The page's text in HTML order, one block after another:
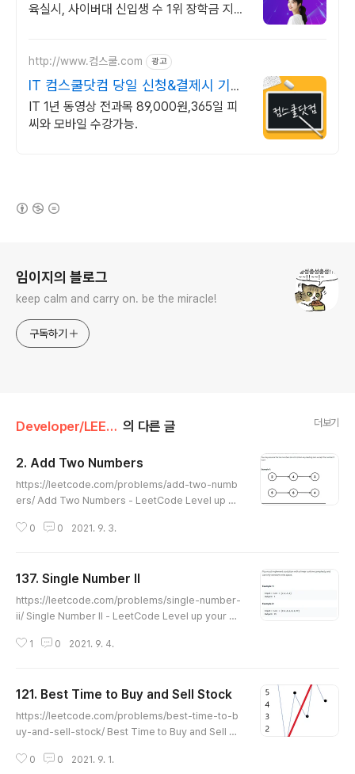
육실시, 사이버대 신입생 수 1위 장학금 지급
http://www.컴스쿨.com 광고
IT 컴스쿨닷컴 당일 신청&결제시 기프
티콘!
IT 1년 동영상 전과목 89,000원,365일 피
씨와 모바일 수강가능.
임이지의 블로그
keep calm and carry on. be the miracle!
구독하기
Developer/LEETCODE 의 다른 글 더보기
2. Add Two Numbers
https://leetcode.com/problems/add-two-numb
ers/ Add Two Numbers - LeetCode Level up yo
e best place to expand your knowledge and ge
를 구하여라. 코드 /** * Definition for singly-linked l
ist. * struct ListNode { * int val; * ListNode *nex
t; * ListNode(int x) : val(x), next(NUL..
0 0 2021. 9. 3.
137. Single Number II
https://leetcode.com/problems/single-number-
ii/ Single Number II - LeetCode Level up your co
t place to expand your knowledge and get prep
라. 딱 하나를 제외하고 나머지는 3번나온다. 코드 map 자
료형에 키값으로 원소를 넣고 value 로 카운트 한다. cou
nt != 가 아닌 원소를 출력 한다. class Solution { publi
1 0 2021. 9. 4.
121. Best Time to Buy and Sell Stock
https://leetcode.com/problems/best-time-to-b
uy-and-sell-stock/ Best Time to Buy and Sell St
quickly land a job. This is the best place to expa
0 0 2021. 9. 1.